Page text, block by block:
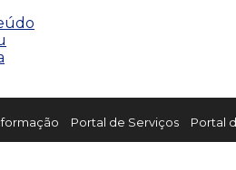
Portal de Serviços Portal